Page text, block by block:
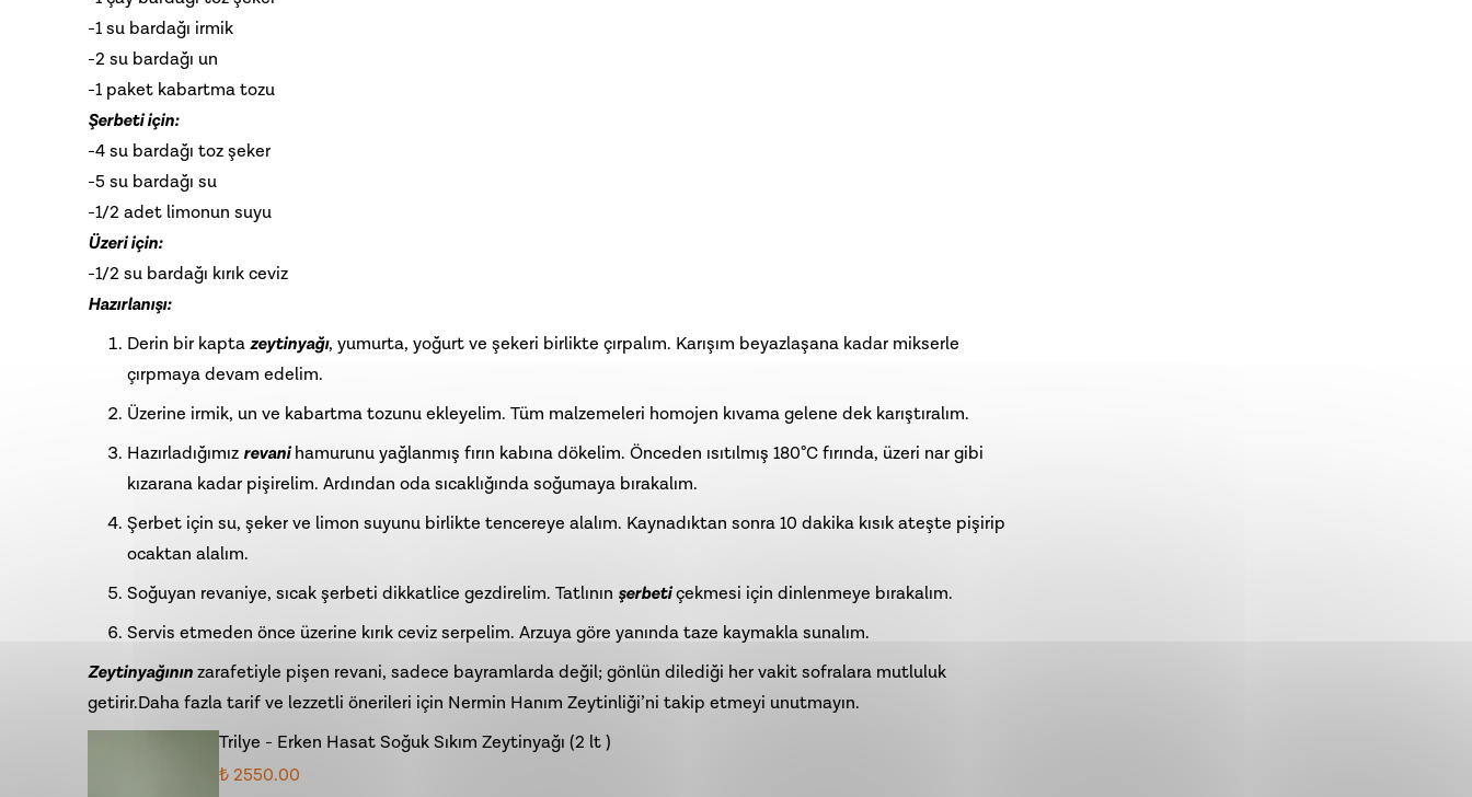
-1 su bardağı irmik
-2 su bardağı un
-1 paket kabartma tozu
Şerbeti için:
-4 su bardağı toz şeker
-5 su bardağı su
-1/2 adet limonun suyu
Üzeri için:
-1/2 su bardağı kırık ceviz
Hazırlanışı:
Derin bir kaptazeytinyağı, yumurta, yoğurt ve şekeri birlikte çırpalım. Karışım beyazlaşana kadar mikserle
çırpmaya devam edelim.
Üzerine irmik, un ve kabartma tozunu ekleyelim. Tüm malzemeleri homojen kıvama gelene dek karıştıralım.
Hazırladığımız revanihamurunu yağlanmış fırın kabına dökelim. Önceden ısıtılmış 180°C fırında, üzeri nar gibi
kızarana kadar pişirelim. Ardından oda sıcaklığında soğumaya bırakalım.
Şerbet için su, şeker ve limon suyunu birlikte tencereye alalım. Kaynadıktan sonra 10 dakika kısık ateşte pişirip
ocaktan alalım.
Soğuyan revaniye, sıcak şerbeti dikkatlice gezdirelim. Tatlının şerbetiçekmesi için dinlenmeye bırakalım.
Servis etmeden önce üzerine kırık ceviz serpelim. Arzuya göre yanında taze kaymakla sunalım.
Zeytinyağınınzarafetiyle pişen revani, sadece bayramlarda değil; gönlün dilediği her vakit sofralara mutluluk
getirir.Daha fazla tarif ve lezzetli önerileri için Nermin Hanım Zeytinliği’ni takip etmeyi unutmayın.
Trilye - Erken Hasat Soğuk Sıkım Zeytinyağı (2 lt )
₺ 2550.00